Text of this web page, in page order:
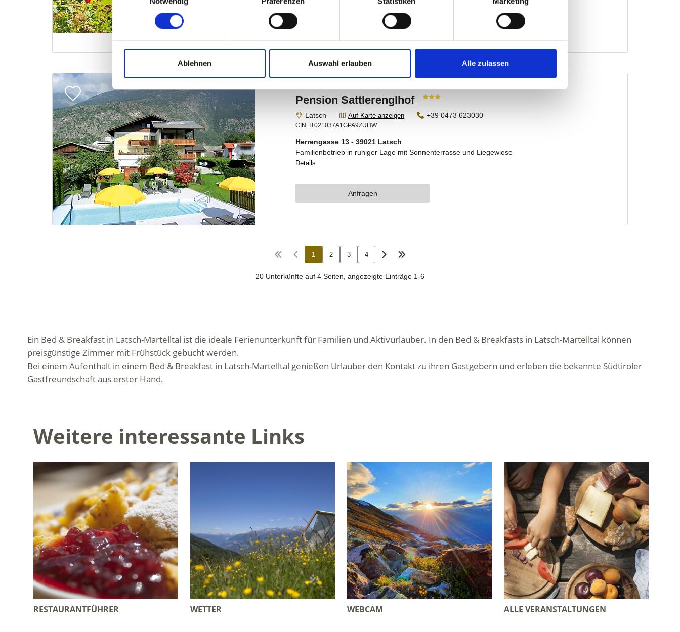
Ablehnen Auswahl erlauben Alle zulassen
Ein Bed & Breakfast in Latsch-Martelltal ist die ideale Ferienunterkunft für Familien und Aktivurlauber. In den Bed & Breakfasts in Latsch-Martelltal können
preisgünstige Zimmer mit Frühstück gebucht werden.
Bei einem Aufenthalt in einem Bed & Breakfast in Latsch-Martelltal genießen Urlauber den Kontakt zu ihren Gastgebern und erleben die bekannte Südtiroler
Gastfreundschaft aus erster Hand.
Weitere interessante Links
RESTAURANTFÜHRER WETTER WEBCAM ALLE VERANSTALTUNGEN